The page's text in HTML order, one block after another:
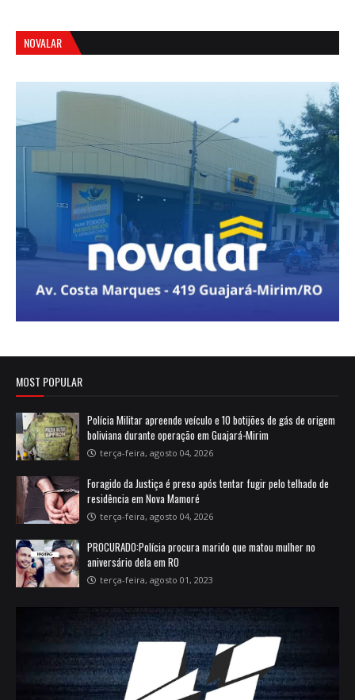
NOVALAR
MOST POPULAR
Polícia Militar apreende veículo e 10 botijões de gás de origem
boliviana durante operação em Guajará-Mirim
terça-feira, agosto 04, 2026
Foragido da Justiça é preso após tentar fugir pelo telhado de
residência em Nova Mamoré
terça-feira, agosto 04, 2026
PROCURADO:Polícia procura marido que matou mulher no
aniversário dela em RO
terça-feira, agosto 01, 2023